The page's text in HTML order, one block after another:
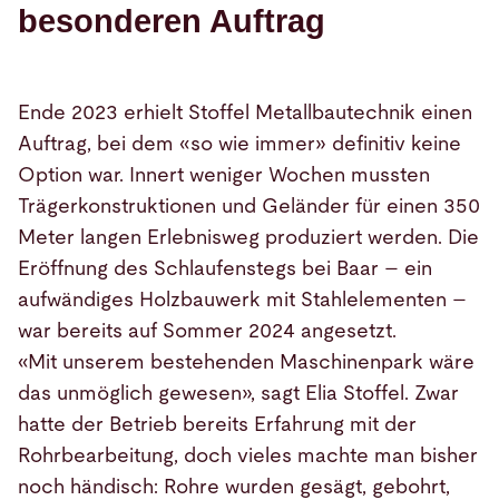
besonderen Auftrag
Ende 2023 erhielt Stoffel Metallbautechnik einen
Auftrag, bei dem «so wie immer» definitiv keine
Option war. Innert weniger Wochen mussten
Trägerkonstruktionen und Geländer für einen 350
Meter langen Erlebnisweg produziert werden. Die
Eröffnung des Schlaufenstegs bei Baar – ein
aufwändiges Holzbauwerk mit Stahlelementen –
war bereits auf Sommer 2024 angesetzt.
«Mit unserem bestehenden Maschinenpark wäre
das unmöglich gewesen», sagt Elia Stoffel. Zwar
hatte der Betrieb bereits Erfahrung mit der
Rohrbearbeitung, doch vieles machte man bisher
noch händisch: Rohre wurden gesägt, gebohrt,